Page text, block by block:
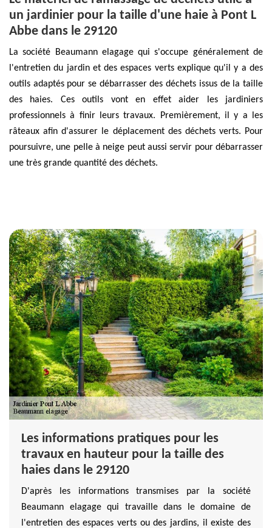
un jardinier pour la taille d'une haie à Pont L
Abbe dans le 29120
La société Beaumann elagage qui s'occupe généralement de
l'entretien du jardin et des espaces verts explique qu'il y a des
outils adaptés pour se débarrasser des déchets issus de la taille
des haies. Ces outils vont en effet aider les jardiniers
professionnels à finir leurs travaux. Premièrement, il y a les
râteaux afin d'assurer le déplacement des déchets verts. Pour
poursuivre, une pelle à neige peut aussi servir pour débarrasser
une très grande quantité des déchets.
Les informations pratiques pour les
travaux en hauteur pour la taille des
haies dans le 29120
D'après les informations transmises par la société
Beaumann elagage qui travaille dans le domaine de
l'entretien des espaces verts ou des jardins, il existe des